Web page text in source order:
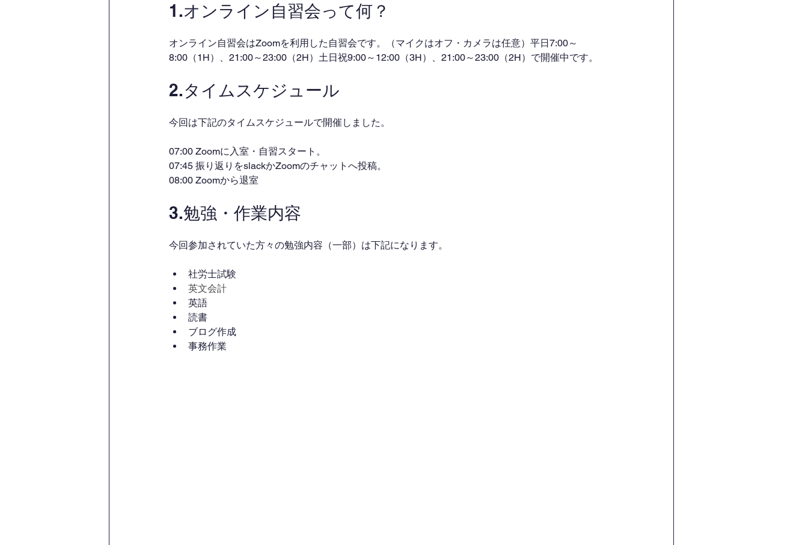
1.オンライン自習会って何？
オンライン自習会はZoomを利用した自習会です。（マイクはオフ・カメラは任意）平日7:00～
8:00（1H）、21:00～23:00（2H）土日祝9:00～12:00（3H）、21:00～23:00（2H）で開催中です。
2.タイムスケジュール
今回は下記のタイムスケジュールで開催しました。
07:00 Zoomに入室・自習スタート。
07:45 振り返りをslackかZoomのチャットへ投稿。
08:00 Zoomから退室
3.勉強・作業内容
今回参加されていた方々の勉強内容（一部）は下記になります。
社労士試験
英文会計
英語
読書
ブログ作成
事務作業